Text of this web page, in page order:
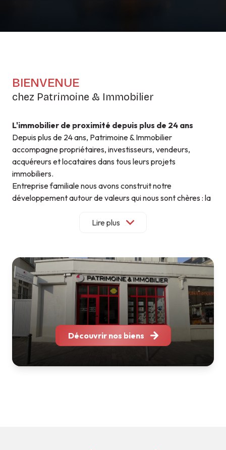
Découvrir nos biens
BIENVENUE
chez Patrimoine & Immobilier
L'immobilier de proximité depuis plus de 24 ans
Depuis plus de 24 ans, Patrimoine & Immobilier
accompagne propriétaires, investisseurs, vendeurs,
acquéreurs et locataires dans tous leurs projets
immobiliers.
Entreprise familiale nous avons construit notre
développement autour de valeurs qui nous sont chères : la
Parce que chaque projet est unique, nous privilégions un
Notre équipe réunit des professionnels spécialisés en
gestion locative, location, transaction et
accompagnement patrimonial. Grâce à leur expertise et à
leur parfaite connaissance des marchés locaux, nous
sommes en mesure de vous conseiller et de vous
accompagner à chaque étape de votre projet immobilier.
Implantés à Bordeaux, Nantes, Tours, Toulouse, Soustons
et La Rochelle, nous intervenons sur l'ensemble de l'Arc
structure à taille humaine, réactive et à l'écoute.
Lire plus